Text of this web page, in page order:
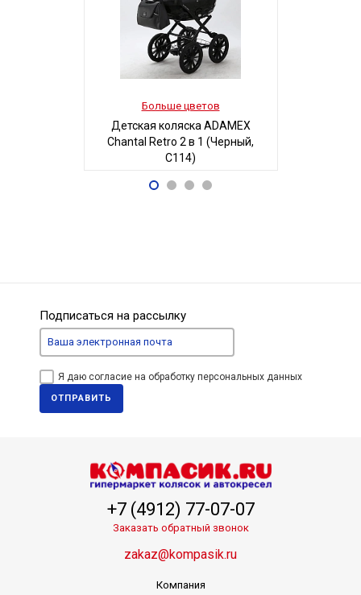
Больше цветов
Детская коляска ADAMEX
Chantal Retro 2 в 1 (Черный,
C114)
68 700 Р
Подписаться на рассылку
Я даю согласие на обработку персональных данных
ОТПРАВИТЬ
+7 (4912) 77-07-07
Заказать обратный звонок
zakaz@kompasik.ru
Компания